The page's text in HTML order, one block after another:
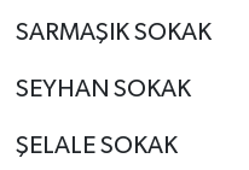
SARMAŞIK SOKAK
SEYHAN SOKAK
ŞELALE SOKAK